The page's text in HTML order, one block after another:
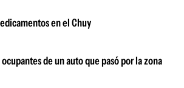
en el Chuy
de un auto que pasó por la zona